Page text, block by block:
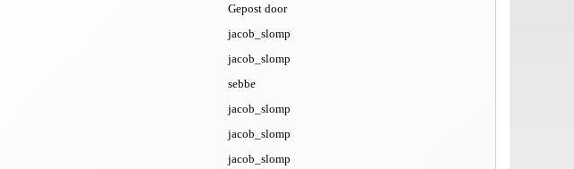
Gepost door
jacob_slomp
jacob_slomp
sebbe
jacob_slomp
jacob_slomp
jacob_slomp